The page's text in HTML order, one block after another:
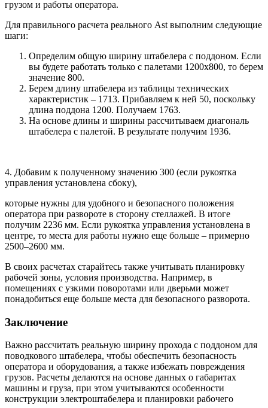
грузом и работы оператора.
Для правильного расчета реального Ast выполним следующие
шаги:
Определим общую ширину штабелера с поддоном. Если
вы будете работать только с палетами 1200х800, то берем
значение 800.
Берем длину штабелера из таблицы технических
характеристик – 1713. Прибавляем к ней 50, поскольку
длина поддона 1200. Получаем 1763.
На основе длины и ширины рассчитываем диагональ
штабелера с палетой. В результате получим 1936.
4. Добавим к полученному значению 300 (если рукоятка
управления установлена сбоку),
которые нужны для удобного и безопасного положения
оператора при развороте в сторону стеллажей. В итоге
получим 2236 мм. Если рукоятка управления установлена в
центре, то места для работы нужно еще больше – примерно
2500–2600 мм.
В своих расчетах старайтесь также учитывать планировку
рабочей зоны, условия производства. Например, в
помещениях с узкими поворотами или дверьми может
понадобиться еще больше места для безопасного разворота.
Заключение
Важно рассчитать реальную ширину прохода с поддоном для
поводкового штабелера, чтобы обеспечить безопасность
оператора и оборудования, а также избежать повреждения
грузов. Расчеты делаются на основе данных о габаритах
машины и груза, при этом учитываются особенности
конструкции электроштабелера и планировки рабочего